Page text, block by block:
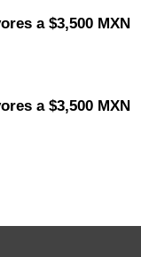
a $3,500 MXN
a $3,500 MXN